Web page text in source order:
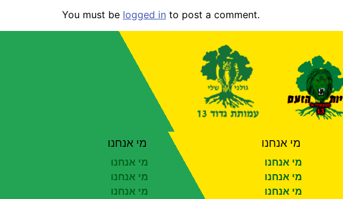
You must be logged in to post a comment.
מי אנחנו
מי אנחנו
מי אנחנו
מי אנחנו
מי אנחנו
מי אנחנו
מי אנחנו
מי אנחנו